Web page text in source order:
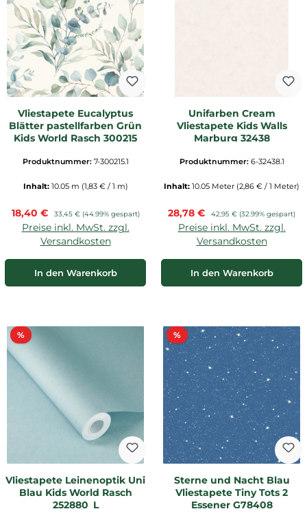
Vliestapete Eucalyptus
Blätter pastellfarben Grün
Kids World Rasch 300215
Produktnummer: 7-300215.1
Inhalt: 10.05 m (1,83 € / 1 m)
Verkaufspreis:
18,40 € Regulärer Preis:
33,45 € (44.99% gespart)
Preise inkl. MwSt. zzgl.
Versandkosten
In den Warenkorb
Unifarben Cream
Vliestapete Kids Walls
Marburg 32438
Produktnummer: 6-32438.1
Inhalt: 10.05 Meter (2,86 € / 1 Meter)
Verkaufspreis:
28,78 € Regulärer Preis:
42,95 € (32.99% gespart)
Preise inkl. MwSt. zzgl.
Versandkosten
In den Warenkorb
%Rabatt
Vliestapete Leinenoptik Uni
Blau Kids World Rasch
252880_L
%Rabatt
Sterne und Nacht Blau
Vliestapete Tiny Tots 2
Essener G78408